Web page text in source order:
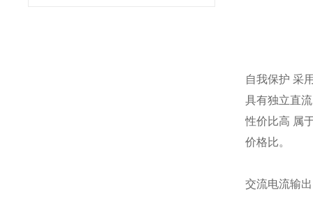
自我保护 采
具有独立直
性价比高 属
价格比。
交流电流输出